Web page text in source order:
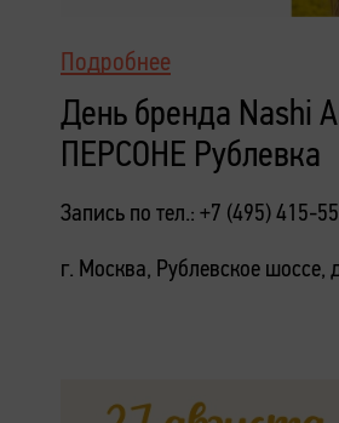
Подробнее
День бренда Nashi
ПЕРСОНЕ Рублевка
Запись по тел.: +7 (495) 415-
г. Москва, Рублевское шоссе,